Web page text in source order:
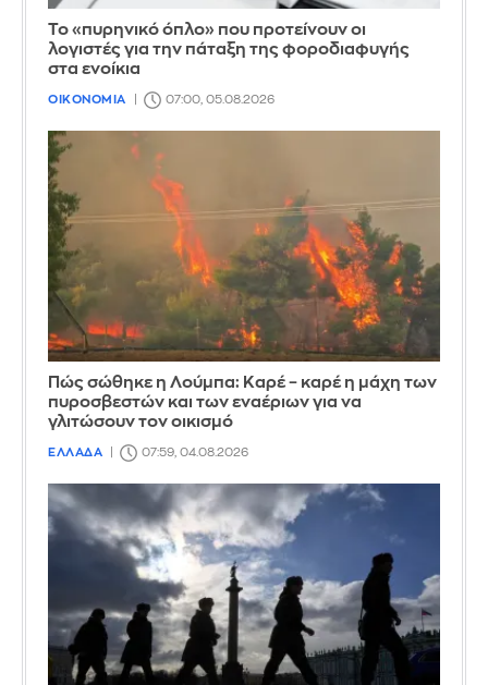
Το «πυρηνικό όπλο» που προτείνουν οι
λογιστές για την πάταξη της φοροδιαφυγής
στα ενοίκια
ΟΙΚΟΝΟΜΙΑ 07:00, 05.08.2026
Πώς σώθηκε η Λούμπα: Καρέ – καρέ η μάχη των
πυροσβεστών και των εναέριων για να
γλιτώσουν τον οικισμό
ΕΛΛΑΔΑ 07:59, 04.08.2026